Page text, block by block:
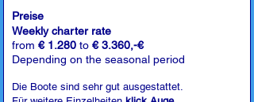
Preise
Weekly charter rate
from € 1.280 to € 3.360,-€
Depending on the seasonal period
Die Boote sind sehr gut ausgestattet.